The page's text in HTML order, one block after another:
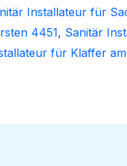
Installateur für
4451, Sanitär
für Klaffer